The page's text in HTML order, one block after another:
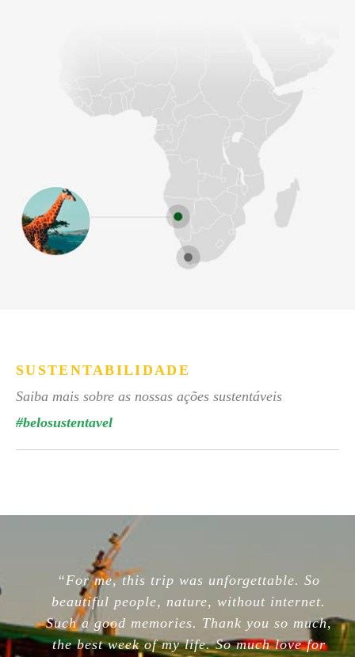
SUSTENTABILIDADE
Saiba mais sobre as nossas ações sustentáveis
#belosustentavel
“For me, this trip was unforgettable. So
beautiful people, nature, without internet.
Such a good memories. Thank you so much,
the best week of my life. So much love for